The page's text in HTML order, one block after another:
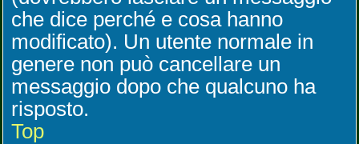
che dice perché e cosa hanno
modificato). Un utente normale in
genere non può cancellare un
messaggio dopo che qualcuno ha
risposto.
Top